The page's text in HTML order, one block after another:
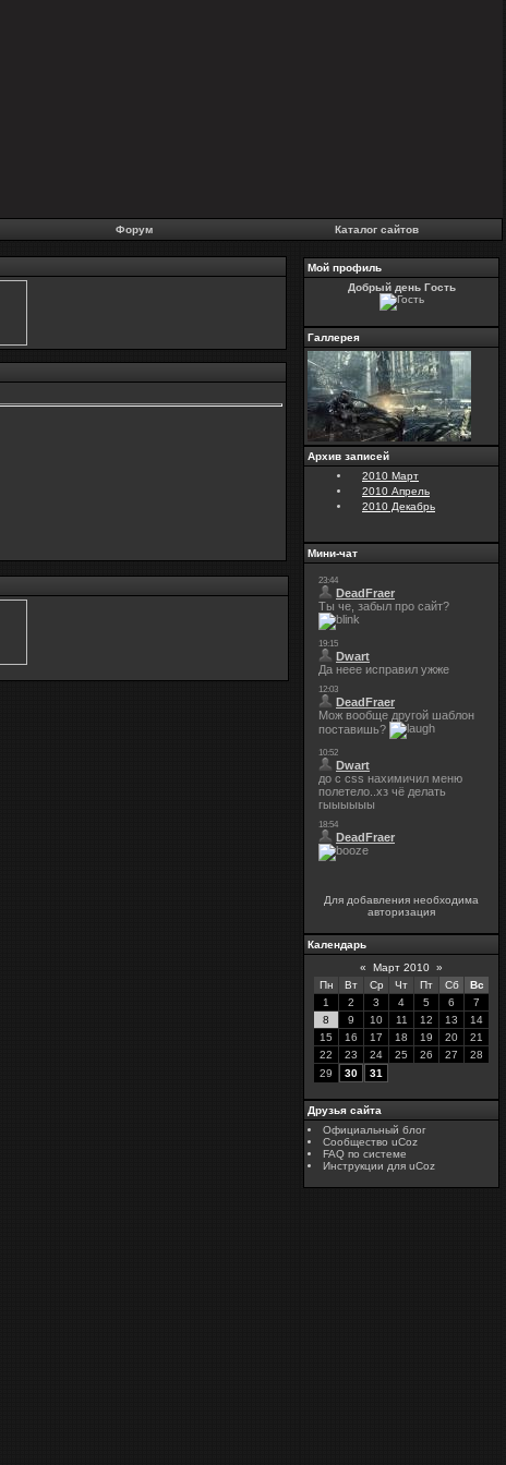
Форум Каталог сайтов
Мой профиль
Добрый день Гость
Галлерея
Архив записей
2010 Март
2010 Апрель
2010 Декабрь
Мини-чат
Для добавления необходима
авторизация
Календарь
«
Март 2010 »
Пн
Вт Ср Чт Пт Сб
Вс
1
2 3 4 5 6
7
8
9 10 11 12 13
14
15
16 17 18 19 20
21
22
23 24 25 26 27
28
29
30 31
Друзья сайта
Официальный блог
Сообщество uCoz
FAQ по системе
Инструкции для uCoz